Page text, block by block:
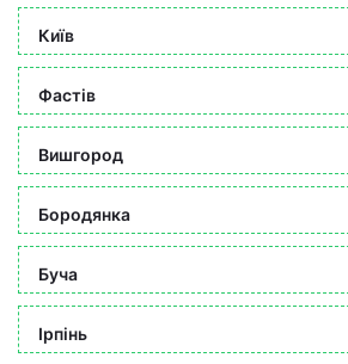
Київ
Фастів
Вишгород
Бородянка
Буча
Ірпінь